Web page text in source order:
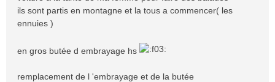
ils sont partis en montagne et la tous a commencer( les
ennuies )
en gros butée d embrayage hs
remplacement de l 'embrayage et de la butée